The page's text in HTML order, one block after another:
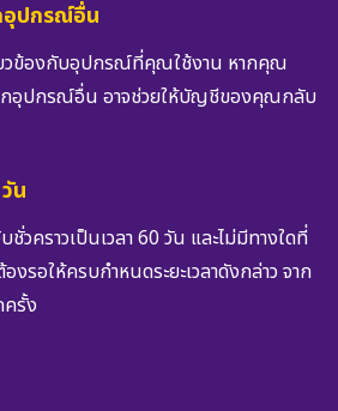
อุปกรณ์อื่น
ยวข้องกับอุปกรณ์ที่คุณใช้งาน หากคุณ
ากอุปกรณ์อื่น อาจช่วยให้บัญชีของคุณกลับ
น
คราวเป็นเวลา 60 วัน และไม่มีทางใดที่
งรอให้ครบกำหนดระยะเวลาดังกล่าว จาก
รั้ง